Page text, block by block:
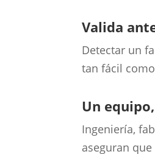
Valida
Detectar un
tan fácil
Un
Ingeniería,
aseguran